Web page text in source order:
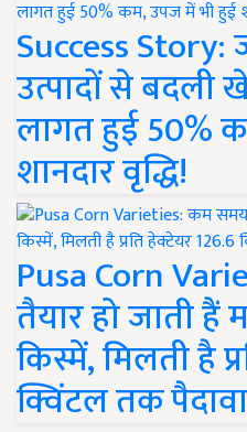
Success
उत्पादों से बदली
लागत हुई 50%
शानदार वृद्धि!
Pusa Corn
तैयार हो जाती हैं
किस्में, मिलती है
क्विंटल तक